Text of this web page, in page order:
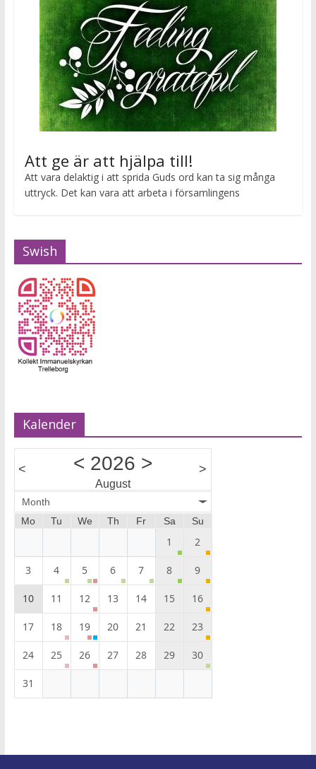
Att ge är att hjälpa till!
Att vara delaktig i att sprida Guds ord kan ta sig många
uttryck. Det kan vara att arbeta i församlingens
Swish
Kalender
< < 2026 >
August
>
Month
Mo
Tu We Th Fr Sa Su
1 2
3 4 5 6 7 8 9
10 11 12 13 14 15 16
17 18 19 20 21 22 23
24 25 26 27 28 29 30
31